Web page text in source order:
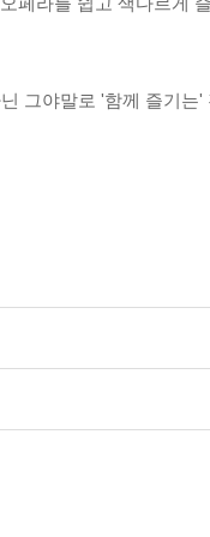
그야말로 '함께 즐기는